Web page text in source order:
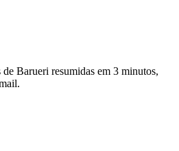
Barueri resumidas em 3 minutos,